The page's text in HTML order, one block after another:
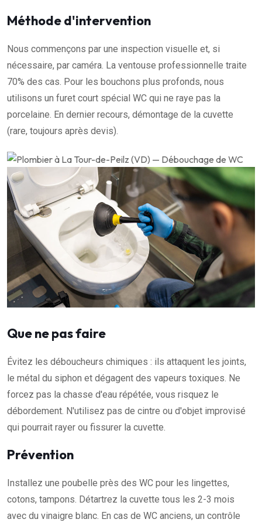
Méthode d'intervention
Nous commençons par une inspection visuelle et, si
nécessaire, par caméra. La ventouse professionnelle traite
70% des cas. Pour les bouchons plus profonds, nous
utilisons un furet court spécial WC qui ne raye pas la
porcelaine. En dernier recours, démontage de la cuvette
(rare, toujours après devis).
Que ne pas faire
Évitez les déboucheurs chimiques : ils attaquent les joints,
le métal du siphon et dégagent des vapeurs toxiques. Ne
forcez pas la chasse d'eau répétée, vous risquez le
débordement. N'utilisez pas de cintre ou d'objet improvisé
qui pourrait rayer ou fissurer la cuvette.
Prévention
Installez une poubelle près des WC pour les lingettes,
cotons, tampons. Détartrez la cuvette tous les 2-3 mois
avec du vinaigre blanc. En cas de WC anciens, un contrôle